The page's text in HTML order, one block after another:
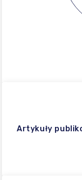
Artykuły